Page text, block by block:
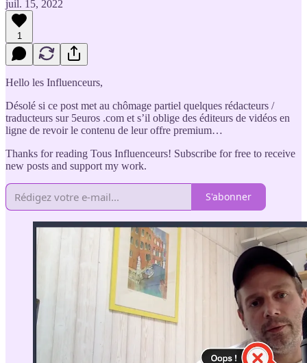
juil. 15, 2022
1
Hello les Influenceurs,
Désolé si ce post met au chômage partiel quelques rédacteurs /
traducteurs sur 5euros .com et s’il oblige des éditeurs de vidéos en
ligne de revoir le contenu de leur offre premium…
Thanks for reading Tous Influenceurs! Subscribe for free to receive
new posts and support my work.
S'abonner